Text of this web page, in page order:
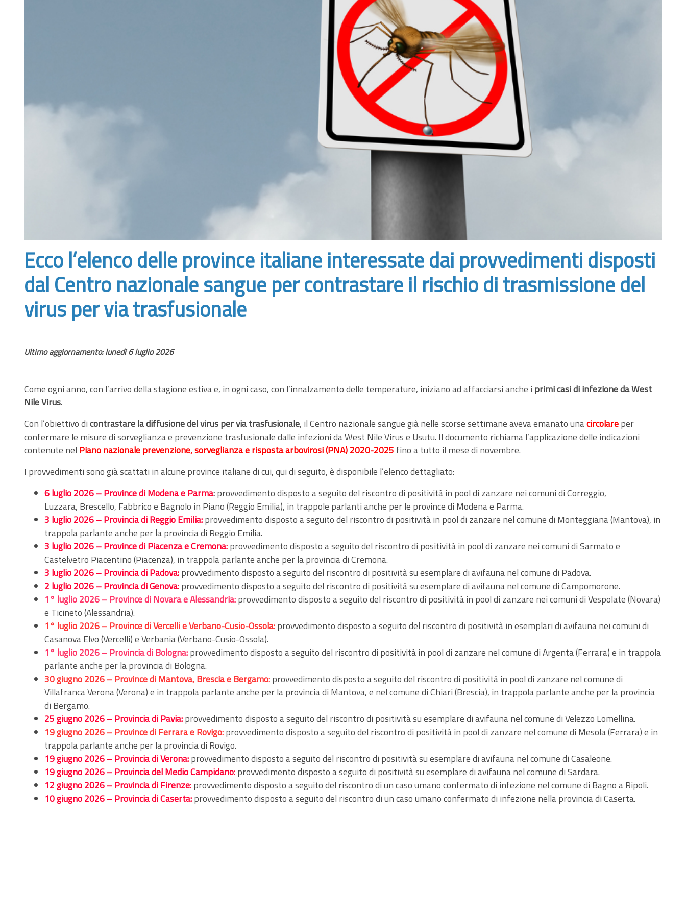
Ecco l’elenco delle province italiane interessate dai provvedimenti disposti
dal Centro nazionale sangue per contrastare il rischio di trasmissione del
virus per via trasfusionale
Ultimo aggiornamento: lunedì 6 luglio 2026
Come ogni anno, con l’arrivo della stagione estiva e, in ogni caso, con l’innalzamento delle temperature, iniziano ad affacciarsi anche i primi casi di infezione da West
Nile Virus.
Con l’obiettivo dicontrastare la diffusione del virus per via trasfusionale, il Centro nazionale sangue già nelle scorse settimane aveva emanato unacircolareper
confermare le misure di sorveglianza e prevenzione trasfusionale dalle infezioni da West Nile Virus e Usutu. Il documento richiama l’applicazione delle indicazioni
contenute nel Piano nazionale prevenzione, sorveglianza e risposta arbovirosi (PNA)2020-2025 fino a tutto il mese di novembre.
I provvedimenti sono già scattati in alcune province italiane di cui, qui di seguito, è disponibile l’elenco dettagliato:
6 luglio 2026 – Province di Modena e Parma:provvedimento disposto a seguito del riscontro di positività in pool di zanzare nei comuni di Correggio,
Luzzara, Brescello, Fabbrico e Bagnolo in Piano (Reggio Emilia), in trappole parlanti anche per le province di Modena e Parma.
3 luglio 2026 – Provincia di Reggio Emilia:provvedimento disposto a seguito del riscontro di positività in pool di zanzare nel comune di Monteggiana (Mantova), in
trappola parlante anche per la provincia di Reggio Emilia.
3 luglio 2026 – Province di Piacenza e Cremona:provvedimento disposto a seguito del riscontro di positività in pool di zanzare nei comuni di Sarmato e
Castelvetro Piacentino (Piacenza), in trappola parlante anche per la provincia di Cremona.
3 luglio 2026 – Provincia di Padova:provvedimento disposto a seguito del riscontro di positività su esemplare di avifauna nel comune di Padova.
2 luglio 2026 – Provincia di Genova:provvedimento disposto a seguito del riscontro di positività su esemplare di avifauna nel comune di Campomorone.
1° luglio 2026 – Province di Novara e Alessandria:provvedimento disposto a seguito del riscontro di positività in pool di zanzare nei comuni di Vespolate (Novara)
e Ticineto (Alessandria).
1° luglio 2026 – Province di Vercelli e Verbano-Cusio-Ossola:provvedimento disposto a seguito del riscontro di positività in esemplari di avifauna nei comuni di
Casanova Elvo (Vercelli) e Verbania (Verbano-Cusio-Ossola).
1° luglio 2026 – Provincia di Bologna:provvedimento disposto a seguito del riscontro di positività in pool di zanzare nel comune di Argenta (Ferrara) e in trappola
parlante anche per la provincia di Bologna.
30 giugno 2026 – Province di Mantova, Brescia e Bergamo:provvedimento disposto a seguito del riscontro di positività in pool di zanzare nel comune di
Villafranca Verona (Verona) e in trappola parlante anche per la provincia di Mantova, e nel comune di Chiari (Brescia), in trappola parlante anche per la provincia
di Bergamo.
25 giugno 2026 – Provincia di Pavia:provvedimento disposto a seguito del riscontro di positività su esemplare di avifauna nel comune di Velezzo Lomellina.
19 giugno 2026 – Province di Ferrara e Rovigo:provvedimento disposto a seguito del riscontro di positività in pool di zanzare nel comune di Mesola (Ferrara) e in
trappola parlante anche per la provincia di Rovigo.
19 giugno 2026 – Provincia di Verona:provvedimento disposto a seguito del riscontro di positività su esemplare di avifauna nel comune di Casaleone.
19 giugno 2026 – Provincia del Medio Campidano:provvedimento disposto a seguito di positività su esemplare di avifauna nel comune di Sardara.
12 giugno 2026 – Provincia di Firenze:provvedimento disposto a seguito del riscontro di un caso umano confermato di infezione nel comune di Bagno a Ripoli.
10 giugno 2026 – Provincia di Caserta:provvedimento disposto a seguito del riscontro di un caso umano confermato di infezione nella provincia di Caserta.